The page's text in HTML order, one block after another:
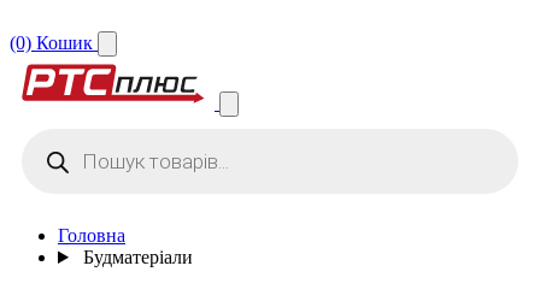
(0) Кошик
search
Головна
Будматеріали